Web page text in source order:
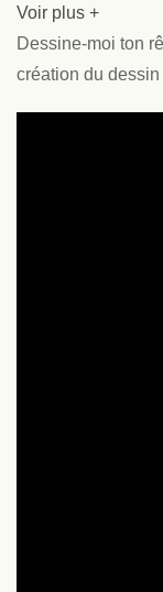
Voir plus +
Dessine-moi ton
création du